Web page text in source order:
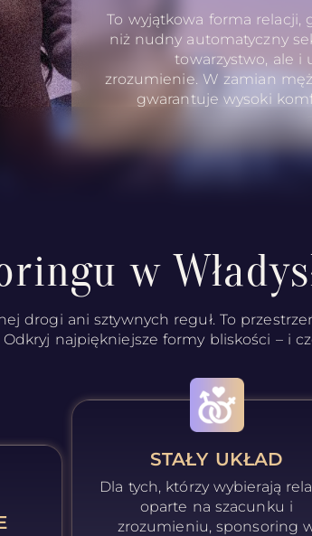
To wyjątkowa forma relacji,
niż nudny automatyczny
towarzystwo, ale i
zrozumienie. W zamian
gwarantuje wysoki
w
drogi ani sztywnych reguł. To
najpiękniejsze formy bliskości – i
STAŁY UKŁAD
Dla tych, którzy wybierają
oparte na szacunku i
zrozumieniu, sponsoring